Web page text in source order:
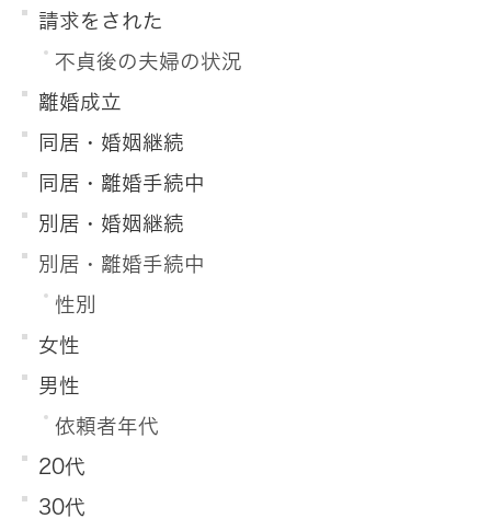
請求をされた
不貞後の夫婦の状況
離婚成立
同居・婚姻継続
同居・離婚手続中
別居・婚姻継続
別居・離婚手続中
性別
女性
男性
依頼者年代
20代
30代